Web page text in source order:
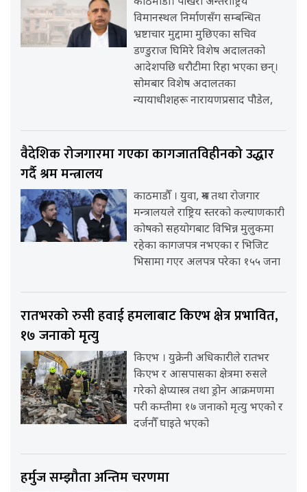
विमानस्थल निर्माणसँग सम्बन्धित
भ्रष्टाचार मुद्दामा मुछिएका सचिव
डण्डुराज घिमिरे विशेष अदालतको
आदेशपछि धरौटीमा रिहा भएका छन्।
सोमबार विशेष अदालतका
न्यायाधीशहरू नारायणप्रसाद पौडेल,
वैदेशिक रोजगारमा गएका कागजातविहीनको उद्धार
गर्दै श्रम मन्त्रालय
काठमाडौँ । युवा, श्रम तथा रोजगार
मन्त्रालयले राष्ट्रिय स्तरको कल्याणकारी
कोषको सहयोगबाट विभिन्न मुलुकमा
रहेका कागजपत्र नभएका र भिजिट
भिसामा गएर अलपत्र परेका १५५ जना
रातभरको रुसी हवाई हमलाबाट किएभ क्षेत्र प्रभावित,
१७ जनाको मृत्यु
किएभ । युक्रेनी अधिकारीले रातभर
किएभ र आसपासका क्षेत्रमा रुसले
गरेको क्षेप्यास्त्र तथा ड्रोन आक्रमणमा
परी कम्तीमा १७ जनाको मृत्यु भएको र
दर्जनौँ घाइते भएको
हर्मुज सम्झौता अन्तिम चरणमा